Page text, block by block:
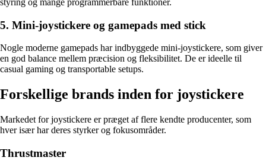
5. Mini-joystickere og gamepads med stick
Nogle moderne gamepads har indbyggede mini-joystickere, som giver
en god balance mellem præcision og fleksibilitet. De er ideelle til
casual gaming og transportable setups.
Forskellige brands inden for joystickere
Markedet for joystickere er præget af flere kendte producenter, som
hver især har deres styrker og fokusområder.
Thrustmaster